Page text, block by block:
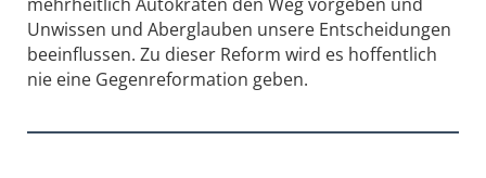
Unwissen und Aberglauben unsere Entscheidungen
beeinflussen. Zu dieser Reform wird es hoffentlich
nie eine Gegenreformation geben.